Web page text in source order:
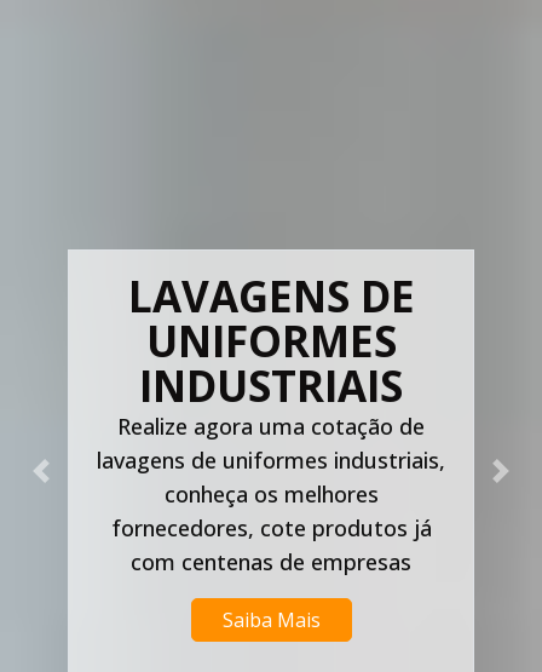
LAVAGENS DE
UNIFORMES
INDUSTRIAIS
Realize agora uma cotação de
lavagens de uniformes industriais,
conheça os melhores
fornecedores, cote produtos já
com centenas de empresas
Saiba Mais
Previous Next